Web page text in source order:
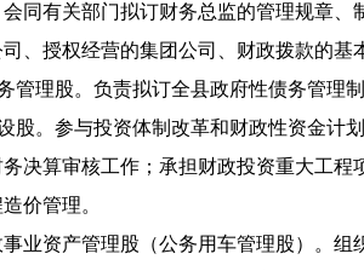
同有关部门拟订财务总监的管理规章
、授权经营的集团公司、财政拨款的
理股。负责拟订全县政府性债务管理制
。参与投资体制改革和财政性资金计划
决算审核工作；承担财政投资重大工
价管理。
资产管理股（公务用车管理股）。组